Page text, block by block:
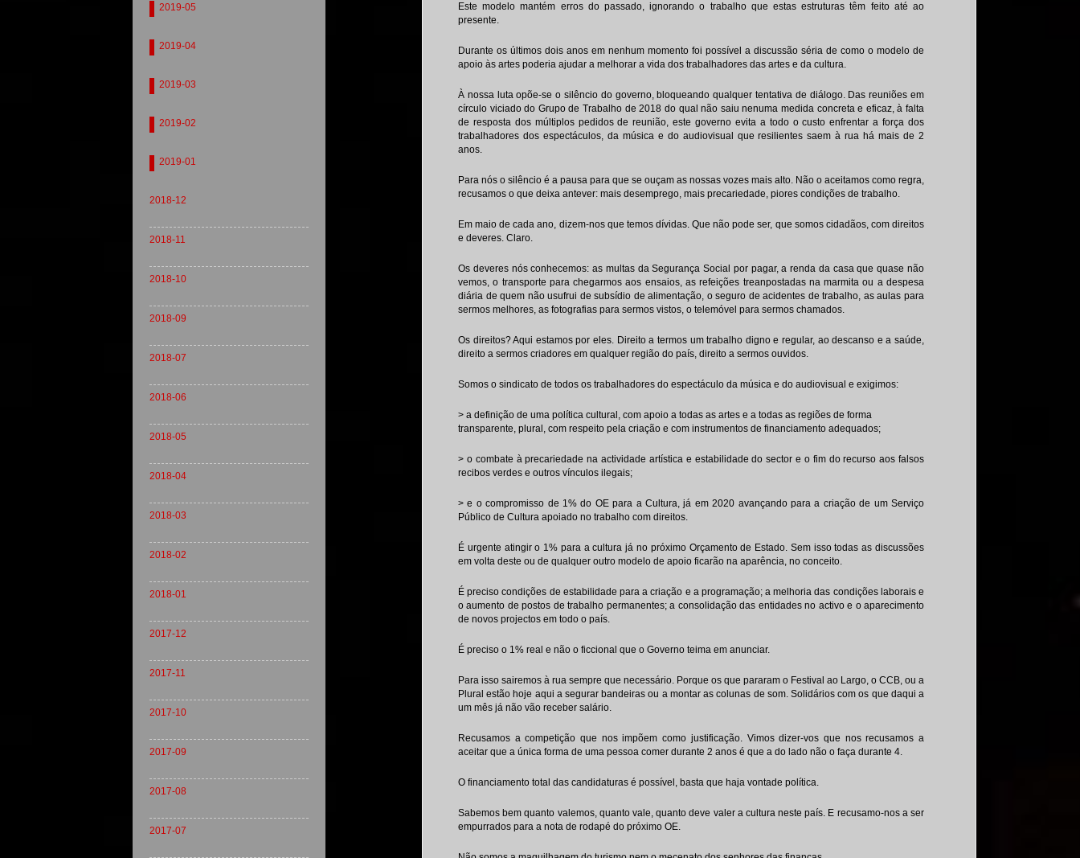
2019-05
2019-04
2019-03
2019-02
2019-01
2018-12
2018-11
2018-10
2018-09
2018-07
2018-06
2018-05
2018-04
2018-03
2018-02
2018-01
2017-12
2017-11
2017-10
2017-09
2017-08
2017-07
Este modelo mantém erros do passado, ignorando o trabalho que estas estruturas têm feito até ao
presente.
Durante os últimos dois anos em nenhum momento foi possível a discussão séria de como o modelo de
apoio às artes poderia ajudar a melhorar a vida dos trabalhadores das artes e da cultura.
À nossa luta opõe-se o silêncio do governo, bloqueando qualquer tentativa de diálogo. Das reuniões em
círculo viciado do Grupo de Trabalho de 2018 do qual não saiu nenuma medida concreta e eficaz, à falta
de resposta dos múltiplos pedidos de reunião, este governo evita a todo o custo enfrentar a força dos
trabalhadores dos espectáculos, da música e do audiovisual que resilientes saem à rua há mais de 2
anos.
Para nós o silêncio é a pausa para que se ouçam as nossas vozes mais alto. Não o aceitamos como regra,
recusamos o que deixa antever: mais desemprego, mais precariedade, piores condições de trabalho.
Em maio de cada ano, dizem-nos que temos dívidas. Que não pode ser, que somos cidadãos, com direitos
e deveres. Claro.
Os deveres nós conhecemos: as multas da Segurança Social por pagar, a renda da casa que quase não
vemos, o transporte para chegarmos aos ensaios, as refeições treanpostadas na marmita ou a despesa
diária de quem não usufrui de subsídio de alimentação, o seguro de acidentes de trabalho, as aulas para
sermos melhores, as fotografias para sermos vistos, o telemóvel para sermos chamados.
Os direitos? Aqui estamos por eles. Direito a termos um trabalho digno e regular, ao descanso e a saúde,
direito a sermos criadores em qualquer região do país, direito a sermos ouvidos.
Somos o sindicato de todos os trabalhadores do espectáculo da música e do audiovisual e exigimos:
> a definição de uma política cultural, com apoio a todas as artes e a todas as regiões de forma
transparente, plural, com respeito pela criação e com instrumentos de financiamento adequados;
> o combate à precariedade na actividade artística e estabilidade do sector e o fim do recurso aos falsos
recibos verdes e outros vínculos ilegais;
> e o compromisso de 1% do OE para a Cultura, já em 2020 avançando para a criação de um Serviço
Público de Cultura apoiado no trabalho com direitos.
É urgente atingir o 1% para a cultura já no próximo Orçamento de Estado. Sem isso todas as discussões
em volta deste ou de qualquer outro modelo de apoio ficarão na aparência, no conceito.
É preciso condições de estabilidade para a criação e a programação; a melhoria das condições laborais e
o aumento de postos de trabalho permanentes; a consolidação das entidades no activo e o aparecimento
de novos projectos em todo o país.
É preciso o 1% real e não o ficcional que o Governo teima em anunciar.
Para isso sairemos à rua sempre que necessário. Porque os que pararam o Festival ao Largo, o CCB, ou a
Plural estão hoje aqui a segurar bandeiras ou a montar as colunas de som. Solidários com os que daqui a
um mês já não vão receber salário.
Recusamos a competição que nos impõem como justificação. Vimos dizer-vos que nos recusamos a
aceitar que a única forma de uma pessoa comer durante 2 anos é que a do lado não o faça durante 4.
O financiamento total das candidaturas é possível, basta que haja vontade política.
Sabemos bem quanto valemos, quanto vale, quanto deve valer a cultura neste país. E recusamo-nos a ser
empurrados para a nota de rodapé do próximo OE.